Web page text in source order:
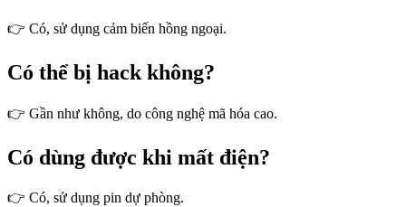
👉 Có, sử dụng cảm biến hồng ngoại.
Có thể bị hack không?
👉 Gần như không, do công nghệ mã hóa cao.
Có dùng được khi mất điện?
👉 Có, sử dụng pin dự phòng.